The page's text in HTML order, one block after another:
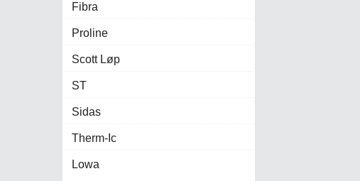
Fibra
Proline
Scott Løp
ST
Sidas
Therm-Ic
Lowa